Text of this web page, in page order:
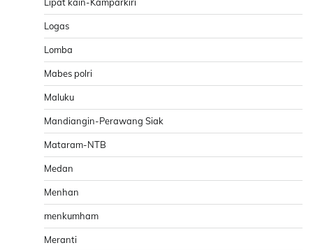
Logas
Lomba
Mabes polri
Maluku
Mandiangin-Perawang Siak
Mataram-NTB
Medan
Menhan
menkumham
Meranti